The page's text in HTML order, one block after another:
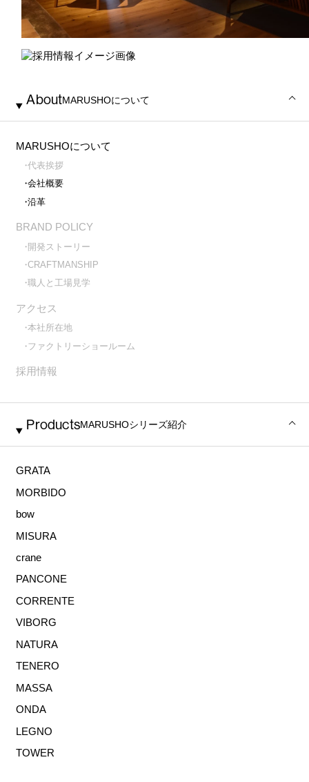
AboutMARUSHOについて
MARUSHOについて
代表挨拶
会社概要
沿革
BRAND POLICY
開発ストーリー
CRAFTMANSHIP
職人と工場見学
アクセス
本社所在地
ファクトリーショールーム
採用情報
ProductsMARUSHOシリーズ紹介
GRATA
MORBIDO
bow
MISURA
crane
PANCONE
CORRENTE
VIBORG
NATURA
TENERO
MASSA
ONDA
LEGNO
TOWER